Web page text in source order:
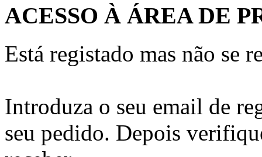
ACESSO À ÁREA DE
Está registado mas não se
Introduza o seu email de
seu pedido. Depois